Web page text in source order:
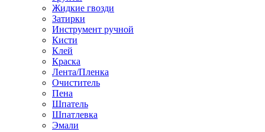
Жидкие гвозди
Затирки
Инструмент ручной
Кисти
Клей
Краска
Лента/Пленка
Очиститель
Пена
Шпатель
Шпатлевка
Эмали